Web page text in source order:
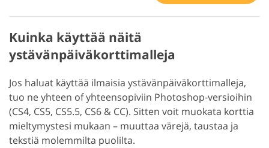
Kuinka käyttää näitä
ystävänpäiväkorttimalleja
Jos haluat käyttää ilmaisia ystävänpäiväkorttimalleja,
tuo ne yhteen of yhteensopiviin Photoshop-versioihin
(CS4, CS5, CS5.5, CS6 & CC). Sitten voit muokata korttia
mieltymystesi mukaan – muuttaa värejä, taustaa ja
tekstiä molemmilta puolilta.